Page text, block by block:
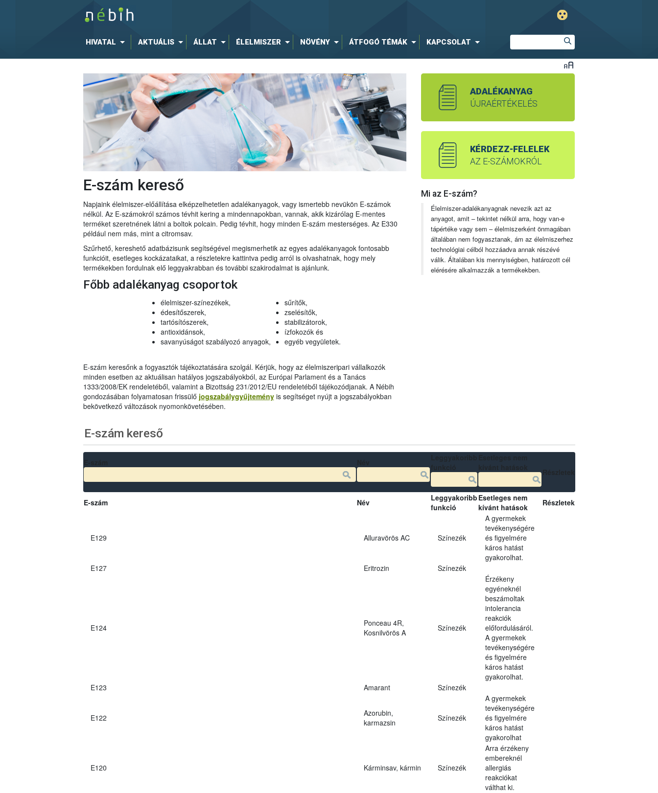
HIVATAL AKTUÁLIS ÁLLAT ÉLELMISZER NÖVÉNY ÁTFOGÓ TÉMÁK KAPCSOLAT
E-szám kereső
Napjaink élelmiszer-előállítása elképzelhetetlen adalékanyagok, vagy ismertebb nevükön E-számok
nélkül. Az E-számokról számos tévhit kering a mindennapokban, vannak, akik kizárólag E-mentes
terméket szeretnének látni a boltok polcain. Pedig tévhit, hogy minden E-szám mesterséges. Az E330
például nem más, mint a citromsav.
Szűrhető, kereshető adatbázisunk segítségével megismerhetik az egyes adalékanyagok fontosabb
funkcióit, esetleges kockázataikat, a részletekre kattintva pedig arról is olvashatnak, hogy mely
termékekben fordulnak elő leggyakrabban és további szakirodalmat is ajánlunk.
Főbb adalékanyag csoportok
élelmiszer-színezékek,
édesítőszerek,
tartósítószerek,
antioxidánsok,
savanyúságot szabályozó anyagok,
sűrítők,
zselésítők,
stabilizátorok,
ízfokozók és
egyéb vegyületek.
E-szám keresőnk a fogyasztók tájékoztatására szolgál. Kérjük, hogy az élelmiszeripari vállalkozók
minden esetben az aktuálisan hatályos jogszabályokból, az Európai Parlament és a Tanács
1333/2008/EK rendeletéből, valamint a Bizottság 231/2012/EU rendeletéből tájékozódjanak. A Nébih
gondozásában folyamatosan frissülő jogszabálygyűjteményis segítséget nyújt a jogszabályokban
bekövetkező változások nyomonkövetésében.
ADALÉKANYAG
ÚJRAÉRTÉKELÉS
KÉRDEZZ-FELELEK
AZ E-SZÁMOKRÓL
Mi az E-szám?
Élelmiszer-adalékanyagnak nevezik azt az
anyagot, amit – tekintet nélkül arra, hogy van-e
tápértéke vagy sem – élelmiszerként önmagában
általában nem fogyasztanak, ám az élelmiszerhez
technológiai célból hozzáadva annak részévé
válik. Általában kis mennyiségben, határozott cél
elérésére alkalmazzák a termékekben.
E-szám kereső
E-szám Név
Leggyakoribb
funkció
Esetleges nem
kívánt hatások
Részletek
E129 Alluravörös AC Színezék
A gyermekek
tevékenységére
és figyelmére
káros hatást
gyakorolhat.
E127
Eritrozin Színezék
E124
Ponceau 4R,
Kosnilvörös A
Színezék
Érzékeny
egyéneknél
beszámoltak
intolerancia
reakciók
előfordulásáról.
A gyermekek
tevékenységére
és figyelmére
káros hatást
gyakorolhat.
E123
Amarant Színezék
E122
Azorubin,
karmazsin
Színezék
A gyermekek
tevékenységére
és figyelmére
káros hatást
gyakorolhat
E120 Kárminsav, kármin Színezék
Arra érzékeny
embereknél
allergiás
reakciókat
válthat ki.